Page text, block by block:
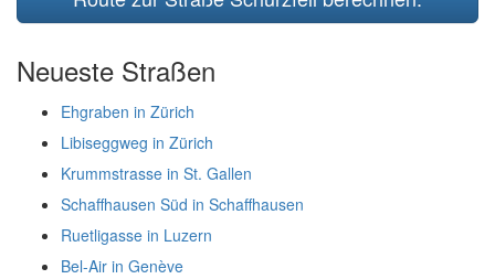
Neueste Straßen
Ehgraben in Zürich
Libiseggweg in Zürich
Krummstrasse in St. Gallen
Schaffhausen Süd in Schaffhausen
Ruetligasse in Luzern
Bel-Air in Genève